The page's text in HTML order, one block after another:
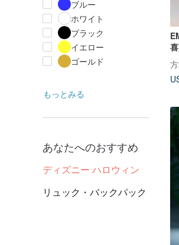
ブルー
ホワイト
ブラック
イエロー
ゴールド
もっとみる
あなたへのおすすめ
ディズニー ハロウィン
リュック・バックパック